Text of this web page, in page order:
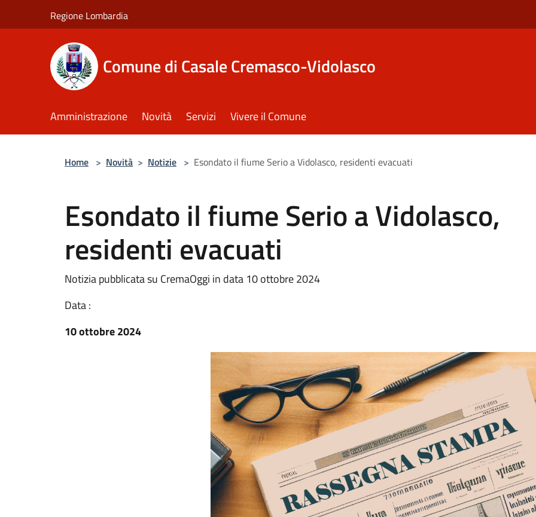
Regione Lombardia
Comune di Casale Cremasco-Vidolasco
Amministrazione Novità Servizi Vivere il Comune
Home > Novità > Notizie > Esondato il fiume Serio a Vidolasco, residenti evacuati
Esondato il fiume Serio a Vidolasco,
residenti evacuati
Notizia pubblicata su CremaOggi in data 10 ottobre 2024
Data :
10 ottobre 2024